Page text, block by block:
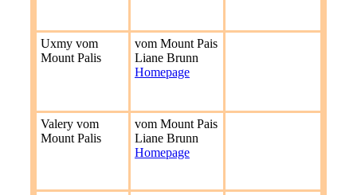
Uxmy vom
Mount Palis
vom Mount Pais
Liane Brunn
Homepage
Valery vom
Mount Palis
vom Mount Pais
Liane Brunn
Homepage